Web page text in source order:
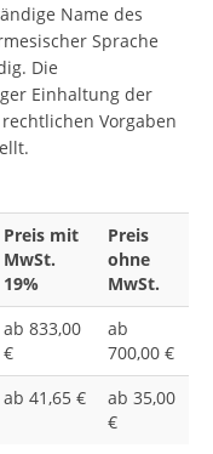
Name des
Sprache
Die
Einhaltung der
Vorgaben
Preis mit
MwSt.
19%
Preis
ohne
MwSt.
ab 833,00
€
ab
700,00 €
ab 41,65 €
ab 35,00
€